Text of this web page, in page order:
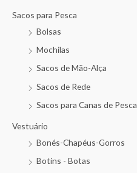
Sacos para Pesca
Bolsas
Mochilas
Sacos de Mão-Alça
Sacos de Rede
Sacos para Canas de Pesca
Vestuário
Bonés-Chapéus-Gorros
Botins - Botas